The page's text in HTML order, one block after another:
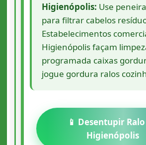
Higienópolis: Use
para filtrar cabelos
Estabelecimentos
Higienópolis façam
programada caixas
jogue gordura ralos
📱 Desentupir
Higienópolis